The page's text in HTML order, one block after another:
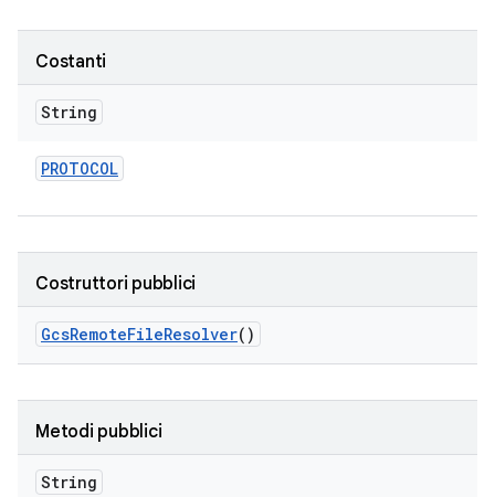
Costanti
String
PROTOCOL
Costruttori pubblici
GcsRemoteFileResolver()
Metodi pubblici
String